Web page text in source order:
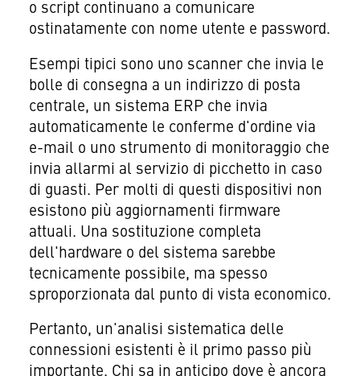
o script continuano a comunicare
ostinatamente con nome utente e password.
Esempi tipici sono uno scanner che invia le
bolle di consegna a un indirizzo di posta
centrale, un sistema ERP che invia
automaticamente le conferme d'ordine via
e-mail o uno strumento di monitoraggio che
invia allarmi al servizio di picchetto in caso
di guasti. Per molti di questi dispositivi non
esistono più aggiornamenti firmware
attuali. Una sostituzione completa
dell'hardware o del sistema sarebbe
tecnicamente possibile, ma spesso
sproporzionata dal punto di vista economico.
Pertanto, un'analisi sistematica delle
connessioni esistenti è il primo passo più
importante. Chi sa in anticipo dove è ancora